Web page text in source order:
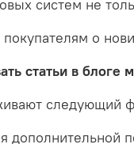
систем не
о
статьи в блоге
следующий
дополнительной